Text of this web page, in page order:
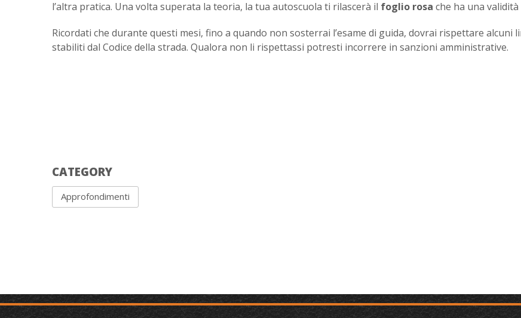
l’altra pratica. Una volta superata la teoria, la tua autoscuola ti rilascerà il foglio rosa che ha una validità
Ricordati che durante questi mesi, fino a quando non sosterrai l’esame di guida, dovrai rispettare alcuni
stabiliti dal Codice della strada. Qualora non li rispettassi potresti incorrere in sanzioni amministrative.
CATEGORY
Approfondimenti